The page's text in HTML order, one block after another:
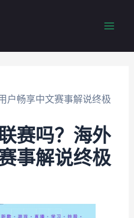
户畅享中文赛事解说终极
赛吗？海外
事解说终极